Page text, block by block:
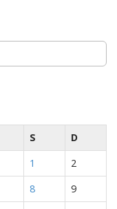
S
D
1
2
8
9